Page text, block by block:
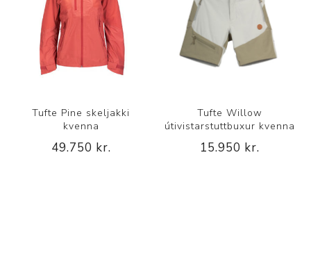
Tufte Pine skeljakki
kvenna
49.750 kr.
Tufte Willow
útivistarstuttbuxur kvenna
15.950 kr.